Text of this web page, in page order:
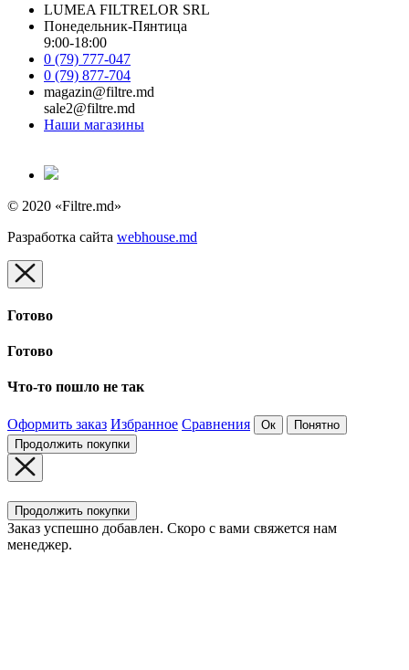
LUMEA FILTRELOR SRL
Понедельник-Пянтица
9:00-18:00
0 (79) 777-047
0 (79) 877-704
magazin@filtre.md
sale2@filtre.md
Наши магазины
© 2020 «Filtre.md»
Разработка сайта webhouse.md
Готово
Готово
Что-то пошло не так
Оформить заказ Избранное Сравнения Ок
Понятно
Продолжить покупки
Продолжить покупки
Заказ успешно добавлен. Скоро с вами свяжется нам
менеджер.